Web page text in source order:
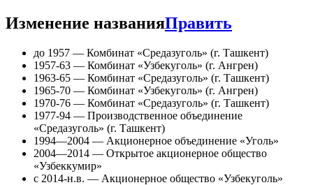
Изменение названияПравить
до 1957 — Комбинат «Средазуголь» (г. Ташкент)
1957-63 — Комбинат «Узбекуголь» (г. Ангрен)
1963-65 — Комбинат «Средазуголь» (г. Ташкент)
1965-70 — Комбинат «Узбекуголь» (г. Ангрен)
1970-76 — Комбинат «Средазуголь» (г. Ташкент)
1977-94 — Производственное объединение
«Средазуголь» (г. Ташкент)
1994—2004 — Акционерное объединение «Уголь»
2004—2014 — Открытое акционерное общество
«Узбеккумир»
с 2014-н.в. — Акционерное общество «Узбекуголь»